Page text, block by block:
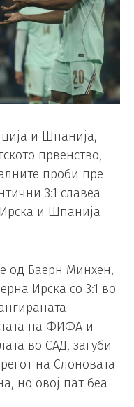
и Шпанија,
првенство,
проби пре
3:1 славеа
и Шпанија
од Баерн Минхен,
Ирска со 3:1 во
на ФИФА и
во САД, загуби
на Слоновата
но овој пат беа